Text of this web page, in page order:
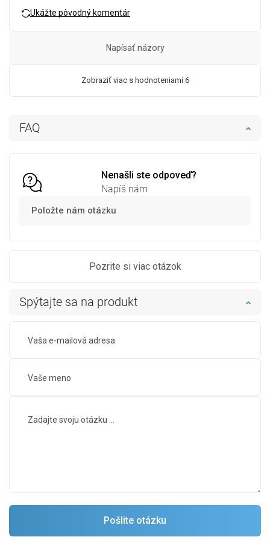
FAQ
Nenašli ste odpoveď?
Napíš nám
Položte nám otázku
Pozrite si viac otázok
Ukážte pôvodný komentár
Zobraziť viac s hodnoteniami 6
Napísať názory
Spýtajte sa na produkt